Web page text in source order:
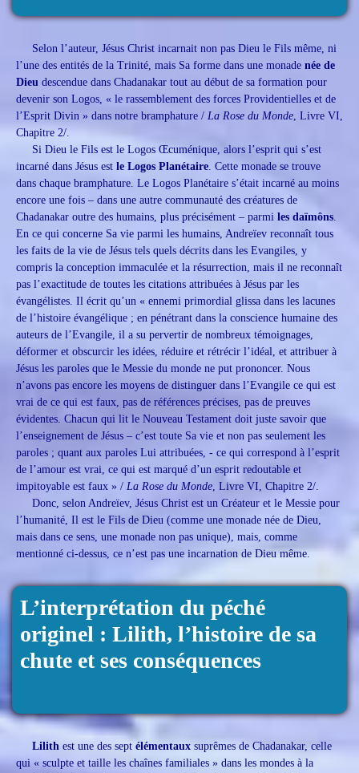
Selon l’auteur, Jésus Christ incarnait non pas Dieu le Fils même, ni
l’une des entités de la Trinité, mais Sa forme dans une monade née de
Dieu descendue dans Chadanakar tout au début de sa formation pour
devenir son Logos, « le rassemblement des forces Providentielles et de
l’Esprit Divin » dans notre bramphature / La Rose du Monde, Livre VI,
Chapitre 2/.
Si Dieu le Fils est le Logos Œcuménique, alors l’esprit qui s’est
incarné dans Jésus est le Logos Planétaire. Cette monade se trouve
dans chaque bramphature. Le Logos Planétaire s’était incarné au moins
encore une fois – dans une autre communauté des créatures de
Chadanakar outre des humains, plus précisément – parmi les daïmôns.
En ce qui concerne Sa vie parmi les humains, Andreïev reconnaît tous
les faits de la vie de Jésus tels quels décrits dans les Evangiles, y
compris la conception immaculée et la résurrection, mais il ne reconnaît
pas l’exactitude de toutes les citations attribuées à Jésus par les
évangélistes. Il écrit qu’un « ennemi primordial glissa dans les lacunes
de l’histoire évangélique ; en pénétrant dans la conscience humaine des
auteurs de l’Evangile, il a su pervertir de nombreux témoignages,
déformer et obscurcir les idées, réduire et rétrécir l’idéal, et attribuer à
Jésus les paroles que le Messie du monde ne put prononcer. Nous
n’avons pas encore les moyens de distinguer dans l’Evangile ce qui est
vrai de ce qui est faux, pas de références précises, pas de preuves
évidentes. Chacun qui lit le Nouveau Testament doit juste savoir que
l’enseignement de Jésus – c’est toute Sa vie et non pas seulement les
paroles ; quant aux paroles Lui attribuées, - ce qui correspond à l’esprit
de l’amour est vrai, ce qui est marqué d’un esprit redoutable et
impitoyable est faux » / La Rose du Monde, Livre VI, Chapitre 2/.
Donc, selon Andreïev, Jésus Christ est un Créateur et le Messie pour
l’humanité, Il est le Fils de Dieu (comme une monade née de Dieu,
mais dans ce sens, une monade non pas unique), mais, comme
mentionné ci-dessus, ce n’est pas une incarnation de Dieu même.
L’interprétation du péché
originel : Lilith, l’histoire de sa
chute et ses conséquences
Lilith est une des sept élémentaux suprêmes de Chadanakar, celle
qui « sculpte et taille les chaînes familiales » dans les mondes à la